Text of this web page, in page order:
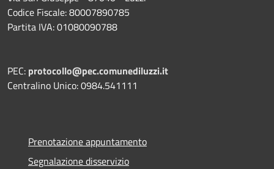
Codice Fiscale: 80007890785
Partita IVA: 01080090788
PEC: protocollo@pec.comunediluzzi.it
Centralino Unico: 0984.541111
Prenotazione appuntamento
Segnalazione disservizio